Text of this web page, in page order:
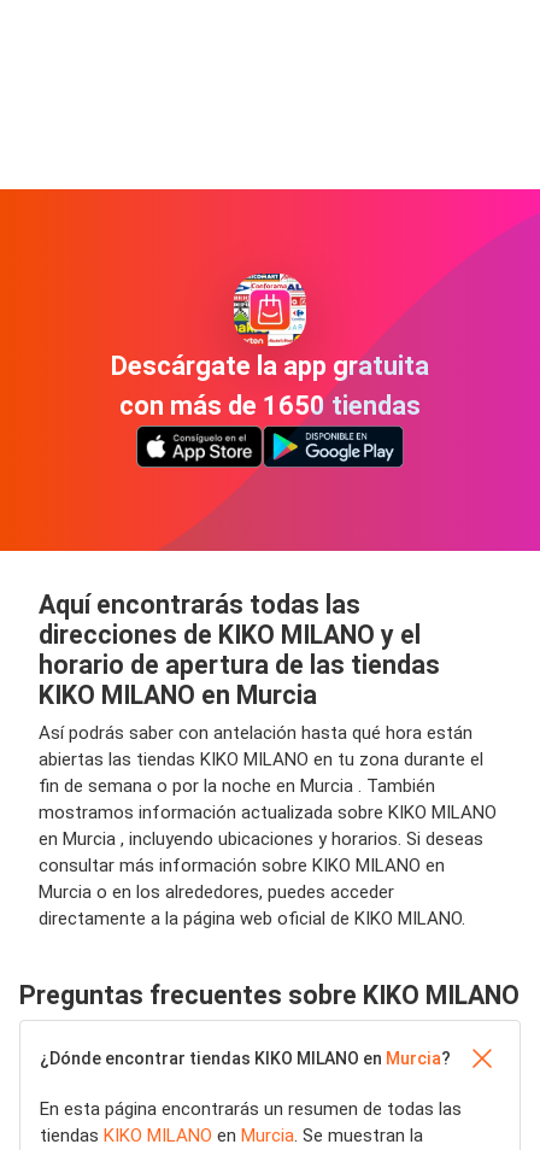
Descárgate la app gratuita
con más de 1650 tiendas
Aquí encontrarás todas las
direcciones de KIKO MILANO y el
horario de apertura de las tiendas
KIKO MILANO en Murcia
Así podrás saber con antelación hasta qué hora están
abiertas las tiendas KIKO MILANO en tu zona durante el
fin de semana o por la noche en Murcia . También
mostramos información actualizada sobre KIKO MILANO
en Murcia , incluyendo ubicaciones y horarios. Si deseas
consultar más información sobre KIKO MILANO en
Murcia o en los alrededores, puedes acceder
directamente a la página web oficial de KIKO MILANO.
Preguntas frecuentes sobre KIKO MILANO
¿Dónde encontrar tiendas KIKO MILANO en Murcia?
En esta página encontrarás un resumen de todas las
tiendas KIKO MILANO en Murcia. Se muestran la